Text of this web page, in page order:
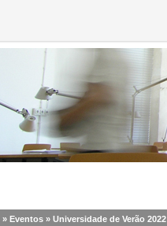
» Eventos » Universidade de Verão 2022